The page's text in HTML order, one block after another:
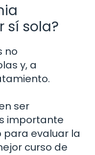
sí sola?
no
y, a
ser
importante
para evaluar la
curso de